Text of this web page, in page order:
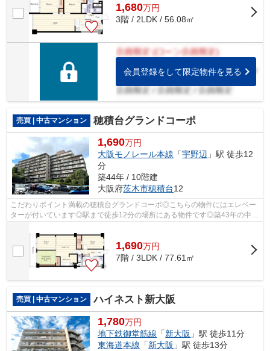
1,680万円
3階 / 2LDK / 56.08㎡
会員登録をして限定物件を見る
売買 | 中古マンション 穂積台グランドコーポ
1,690万円
大阪モノレール本線 「宇野辺 」駅 徒歩12
分
築44年 / 10階建
大阪府茨木市穂積台12
こだわりポイント満載の穂積台グランドコーポ◎こちらの物件にはエレベー
ターが付いています◎駅まで徒歩12分の場所にある物件です◎築43年の中古
1,690万円
7階 / 3LDK / 77.61㎡
売買 | 中古マンション ハイネスト新大阪
1,780万円
地下鉄御堂筋線 「新大阪 」駅 徒歩11分
東海道本線 「新大阪 」駅 徒歩13分